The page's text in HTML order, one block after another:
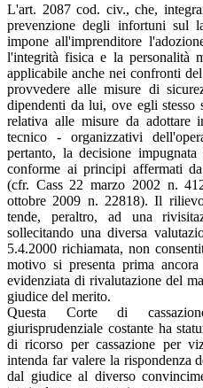
L'art. 2087 cod. civ., che,
prevenzione degli infortuni sul
impone all'imprenditore
l'integrità fisica e la personalità
applicabile anche nei confronti
provvedere alle misure di
dipendenti da lui, ove egli stesso
relativa alle misure da adottare
tecnico - organizzativi
pertanto, la decisione
conforme ai principi affermati
(cfr. Cass 22 marzo 2002 n.
ottobre 2009 n. 22818). Il
tende, peraltro, ad una
sollecitando una diversa
5.4.2000 richiamata, non
motivo si presenta prima
evidenziata di rivalutazione del
giudice del merito.
Questa Corte di
giurisprudenziale costante ha
di ricorso per cassazione per
intenda far valere la rispondenza
dal giudice al diverso